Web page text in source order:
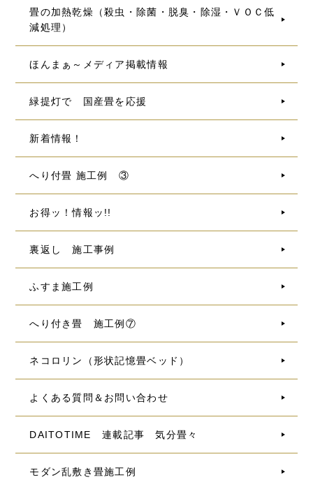
畳の加熱乾燥（殺虫・除菌・脱臭・除湿・ＶＯＣ低
減処理）
ほんまぁ～メディア掲載情報
緑提灯で 国産畳を応援
新着情報！
へり付畳 施工例 ③
お得ッ！情報ッ!!
裏返し 施工事例
ふすま施工例
へり付き畳 施工例⑦
ネコロリン（形状記憶畳ベッド）
よくある質問＆お問い合わせ
DAITOTIME 連載記事 気分畳々
モダン乱敷き畳施工例